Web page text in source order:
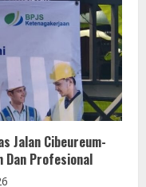
Jalan Cibeureum-
Dan Profesional